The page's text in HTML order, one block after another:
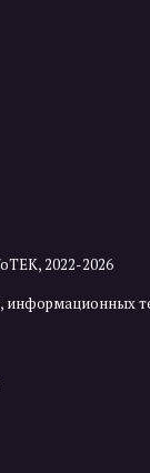
2022-2026
информационных